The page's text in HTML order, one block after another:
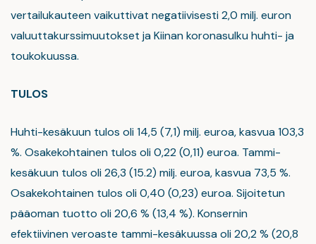
vertailukauteen vaikuttivat negatiivisesti 2,0 milj. euron
valuuttakurssimuutokset ja Kiinan koronasulku huhti- ja
toukokuussa.
TULOS
Huhti-kesäkuun tulos oli 14,5 (7,1) milj. euroa, kasvua 103,3
%. Osakekohtainen tulos oli 0,22 (0,11) euroa. Tammi-
kesäkuun tulos oli 26,3 (15.2) milj. euroa, kasvua 73,5 %.
Osakekohtainen tulos oli 0,40 (0,23) euroa. Sijoitetun
pääoman tuotto oli 20,6 % (13,4 %). Konsernin
efektiivinen veroaste tammi-kesäkuussa oli 20,2 % (20,8